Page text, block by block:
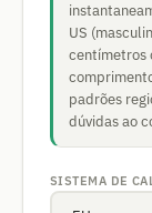
US
centímetros
padrões
dúvidas ao
SISTEMA DE